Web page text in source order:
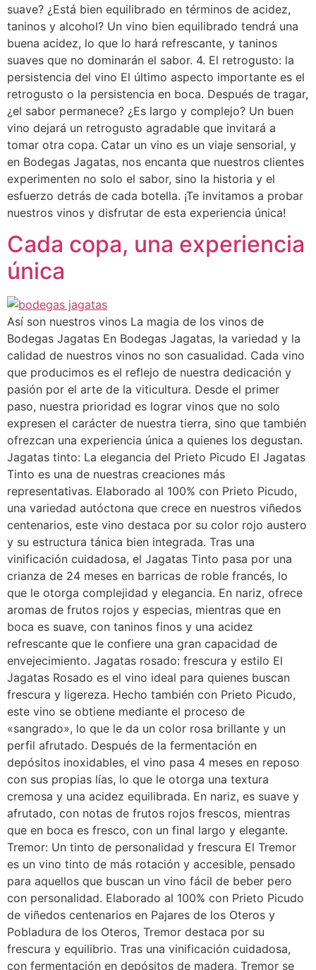
suave? ¿Está bien equilibrado en términos de acidez,
taninos y alcohol? Un vino bien equilibrado tendrá una
buena acidez, lo que lo hará refrescante, y taninos
suaves que no dominarán el sabor. 4. El retrogusto: la
persistencia del vino El último aspecto importante es el
retrogusto o la persistencia en boca. Después de tragar,
¿el sabor permanece? ¿Es largo y complejo? Un buen
vino dejará un retrogusto agradable que invitará a
tomar otra copa. Catar un vino es un viaje sensorial, y
en Bodegas Jagatas, nos encanta que nuestros clientes
experimenten no solo el sabor, sino la historia y el
esfuerzo detrás de cada botella. ¡Te invitamos a probar
nuestros vinos y disfrutar de esta experiencia única!
Cada copa, una experiencia
única
Así son nuestros vinos La magia de los vinos de
Bodegas Jagatas En Bodegas Jagatas, la variedad y la
calidad de nuestros vinos no son casualidad. Cada vino
que producimos es el reflejo de nuestra dedicación y
pasión por el arte de la viticultura. Desde el primer
paso, nuestra prioridad es lograr vinos que no solo
expresen el carácter de nuestra tierra, sino que también
ofrezcan una experiencia única a quienes los degustan.
Jagatas tinto: La elegancia del Prieto Picudo El Jagatas
Tinto es una de nuestras creaciones más
representativas. Elaborado al 100% con Prieto Picudo,
una variedad autóctona que crece en nuestros viñedos
centenarios, este vino destaca por su color rojo austero
y su estructura tánica bien integrada. Tras una
vinificación cuidadosa, el Jagatas Tinto pasa por una
crianza de 24 meses en barricas de roble francés, lo
que le otorga complejidad y elegancia. En nariz, ofrece
aromas de frutos rojos y especias, mientras que en
boca es suave, con taninos finos y una acidez
refrescante que le confiere una gran capacidad de
envejecimiento. Jagatas rosado: frescura y estilo El
Jagatas Rosado es el vino ideal para quienes buscan
frescura y ligereza. Hecho también con Prieto Picudo,
este vino se obtiene mediante el proceso de
«sangrado», lo que le da un color rosa brillante y un
perfil afrutado. Después de la fermentación en
depósitos inoxidables, el vino pasa 4 meses en reposo
con sus propias lías, lo que le otorga una textura
cremosa y una acidez equilibrada. En nariz, es suave y
afrutado, con notas de frutos rojos frescos, mientras
que en boca es fresco, con un final largo y elegante.
Tremor: Un tinto de personalidad y frescura El Tremor
es un vino tinto de más rotación y accesible, pensado
para aquellos que buscan un vino fácil de beber pero
con personalidad. Elaborado al 100% con Prieto Picudo
de viñedos centenarios en Pajares de los Oteros y
Pobladura de los Oteros, Tremor destaca por su
frescura y equilibrio. Tras una vinificación cuidadosa,
con fermentación en depósitos de madera, Tremor se